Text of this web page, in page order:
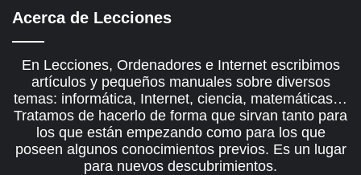
Acerca de Lecciones
En Lecciones, Ordenadores e Internet escribimos
artículos y pequeños manuales sobre diversos
temas: informática, Internet, ciencia, matemáticas…
Tratamos de hacerlo de forma que sirvan tanto para
los que están empezando como para los que
poseen algunos conocimientos previos. Es un lugar
para nuevos descubrimientos.